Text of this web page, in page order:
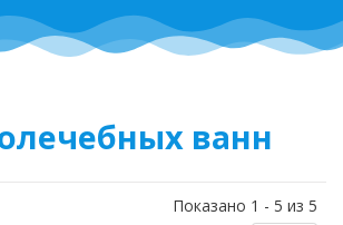
ванн
Показано 1 - 5 из 5